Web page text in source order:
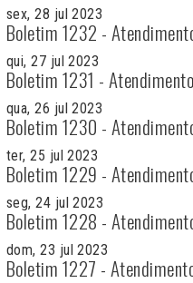
sex, 28 jul 2023
Boletim 1232 -
qui, 27 jul 2023
Boletim 1231 -
qua, 26 jul 2023
Boletim 1230 -
ter, 25 jul 2023
Boletim 1229 -
seg, 24 jul 2023
Boletim 1228 -
dom, 23 jul 2023
Boletim 1227 -